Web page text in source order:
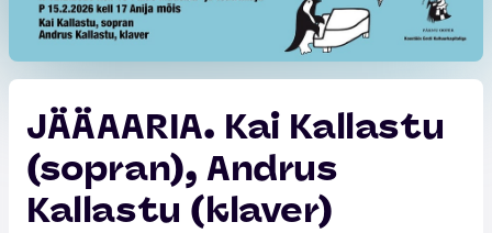
JÄÄAARIA. Kai Kallastu
(sopran), Andrus
Kallastu (klaver)